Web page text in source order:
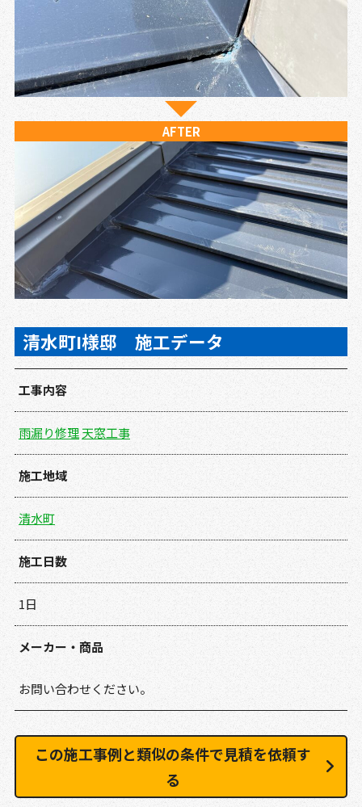
AFTER
清水町I様邸 施工データ
工事内容
雨漏り修理天窓工事
施工地域
清水町
施工日数
1日
メーカー・商品
お問い合わせください。
この施工事例と類似の条件で見積を依頼す
る